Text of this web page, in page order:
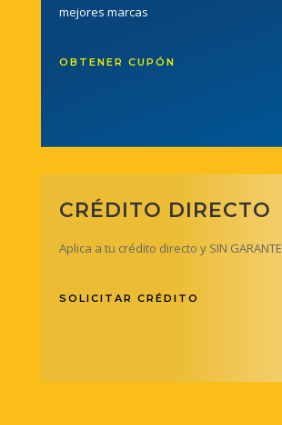
mejores marcas
OBTENER CUPÓN
CRÉDITO DIRECTO
Aplica a tu crédito directo y SIN GARANTE
SOLICITAR CRÉDITO